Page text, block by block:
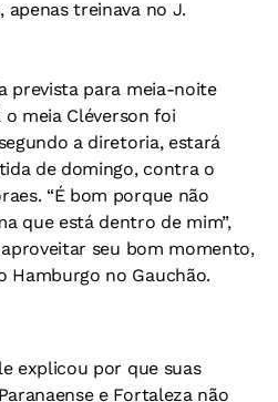
apenas treinava no J.
prevista para meia-noite
meia Cléverson foi
a diretoria, estará
de domingo, contra o
“É bom porque não
que está dentro de mim”,
seu bom momento,
Hamburgo no Gauchão.
explicou por que suas
e Fortaleza não